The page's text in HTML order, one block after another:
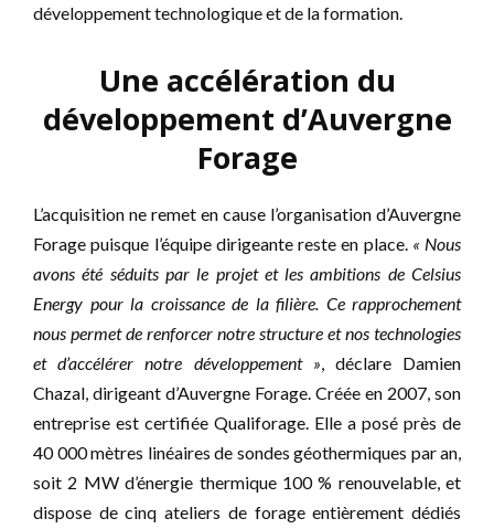
développement technologique et de la formation.
Une accélération du
développement d’Auvergne
Forage
L’acquisition ne remet en cause l’organisation d’Auvergne
Forage puisque l’équipe dirigeante reste en place. « Nous
avons été séduits par le projet et les ambitions de Celsius
Energy pour la croissance de la filière. Ce rapprochement
nous permet de renforcer notre structure et nos technologies
et d’accélérer notre développement », déclare Damien
Chazal, dirigeant d’Auvergne Forage. Créée en 2007, son
entreprise est certifiée Qualiforage. Elle a posé près de
40 000 mètres linéaires de sondes géothermiques par an,
soit 2 MW d’énergie thermique 100 % renouvelable, et
dispose de cinq ateliers de forage entièrement dédiés